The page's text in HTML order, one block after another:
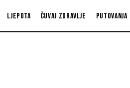
Ljepota Čuvaj zdravlje Putovanja